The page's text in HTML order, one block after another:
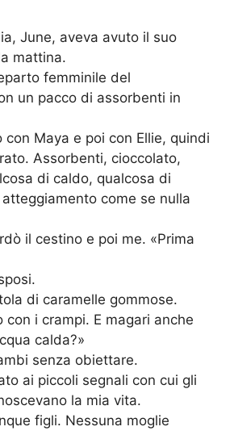
June, aveva avuto il suo
mattina.
femminile del
un pacco di assorbenti in
con Maya e poi con Ellie, quindi
Assorbenti, cioccolato,
di caldo, qualcosa di
come se nulla
il cestino e poi me. «Prima
di caramelle gommose.
con i crampi. E magari anche
calda?»
senza obiettare.
ai piccoli segnali con cui gli
la mia vita.
figli. Nessuna moglie